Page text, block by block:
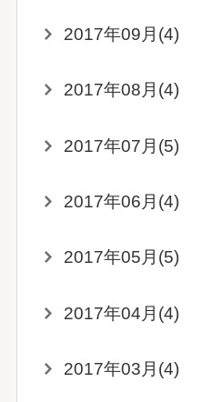
2017年09月(4)
2017年08月(4)
2017年07月(5)
2017年06月(4)
2017年05月(5)
2017年04月(4)
2017年03月(4)